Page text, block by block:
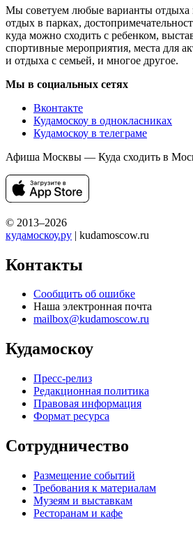
Мы советуем любые варианты
отдых в парках,
куда можно сходить с ребенком,
спортивные мероприятия, места для
и отдыха с семьей, и многое другое.
Мы в социальных сетях
Вконтакте
Кудамоскоу в однокласниках
Кудамоскоу в телеграме
Афиша Москвы — Куда сходить в
© 2013–2026
кудамоскоу.ру | kudamoscow.ru
Контакты
Сообщить об ошибке
Наша электронная почта
mailbox@kudamoscow.ru
Кудамоскоу
Пресс-релиз
Редакционная политика
Правовая информация
Формат ресурса
Сотрудничество
Размещение событий
Требования к материалам
Музеям и выставкам
Ресторанам и кафе